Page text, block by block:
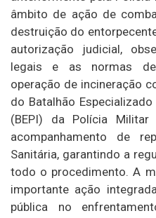
âmbito de ação de
destruição do
autorização judicial,
legais e as normas de
operação de incineração
do Batalhão
(BEPI) da Polícia
acompanhamento de
Sanitária, garantindo a
todo o procedimento. A
importante ação
pública no